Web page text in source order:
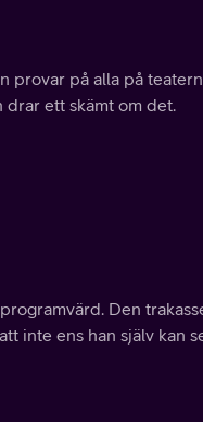
provar på alla på
drar ett skämt om det.
Den
inte ens han själv kan